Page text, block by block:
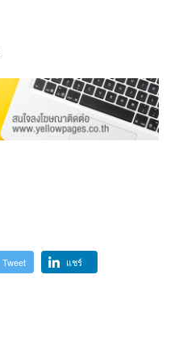
Tweet แชร์